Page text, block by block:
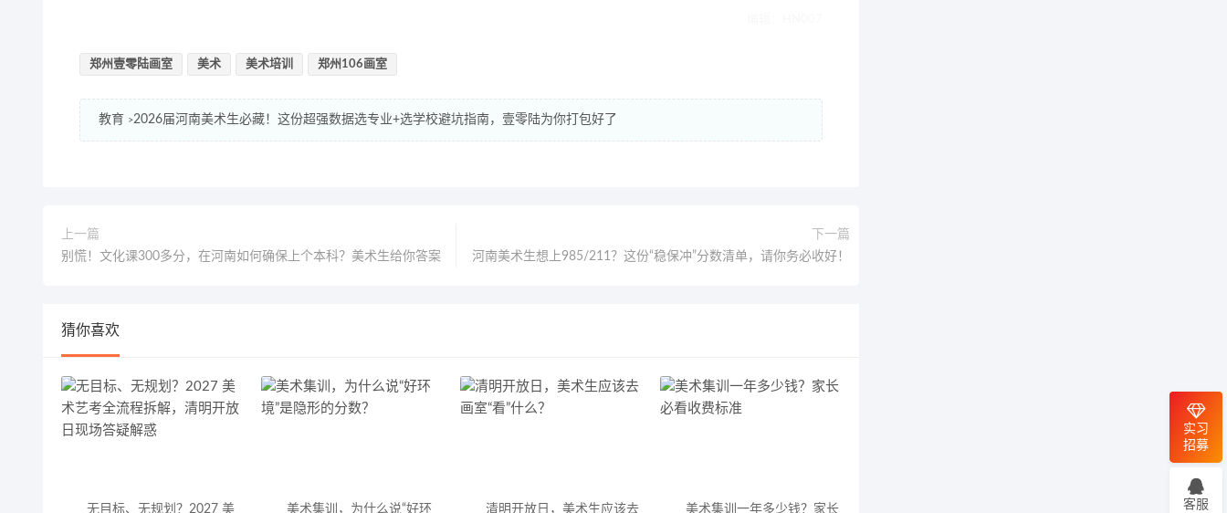
郑州壹零陆画室 美术 美术培训 郑州106画室
教育 >2026届河南美术生必藏！这份超强数据选专业+选学校避坑指南，壹零陆为你打包好了
上一篇
别慌！文化课300多分，在河南如何确保上个本科？美术生给你答案
下一篇
河南美术生想上985/211？这份“稳保冲”分数清单，请你务必收好！
猜你喜欢
无目标、无规划？2027 美
美术集训，为什么说“好环
清明开放日，美术生应该去
美术集训一年多少钱？家长
实习
招募
客服